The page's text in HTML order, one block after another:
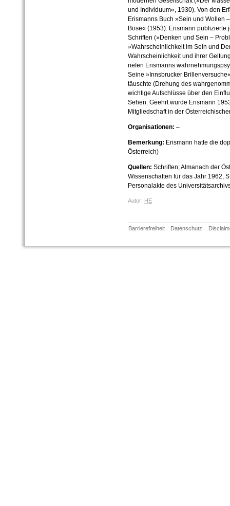
und Individuum«, 1930). Von den
Erismanns Buch »Sein und Wollen
Böse« (1953). Erismann
Schriften (»Denken und Sein –
»Wahrscheinlichkeit im Sein und
Wahrscheinlichkeit und ihrer
riefen Erismanns
Seine »Innsbrucker
täuschte (Drehung des
wichtige Aufschlüsse über den
Sehen. Geehrt wurde Erismann
Mitgliedschaft in der
Organisationen: –
Bemerkung: Erismann hatte die
Österreich)
Quellen: Schriften; Almanach der
Wissenschaften für das Jahr 1962,
Personalakte des
Autor: HE
Barrierefreiheit Datenschutz